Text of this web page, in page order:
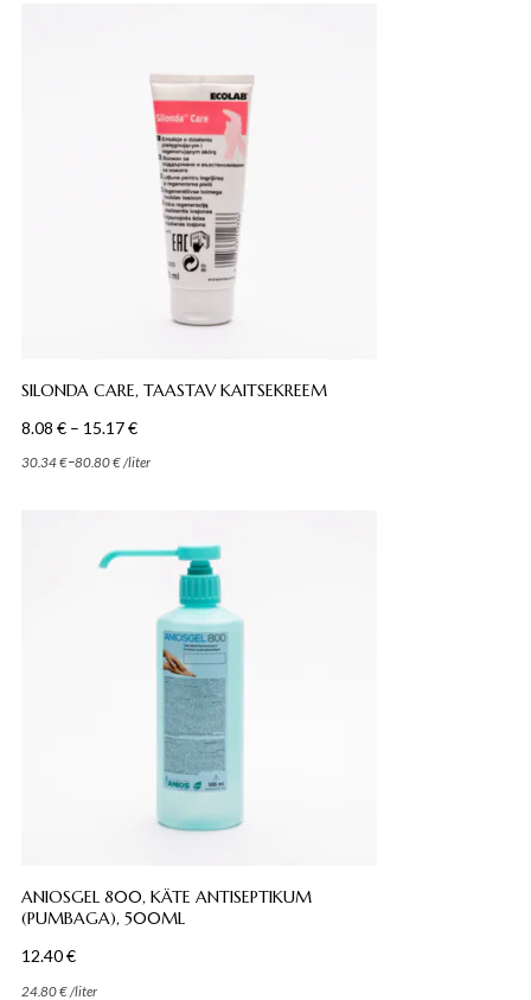
SILONDA CARE, TAASTAV KAITSEKREEM
8.08 € – 15.17€Hinnavahemik:
kuni
30.34€–80.80€/liter
ANIOSGEL 800, KÄTE ANTISEPTIKUM
(PUMBAGA), 500ML
12.40€
24.80€ /liter